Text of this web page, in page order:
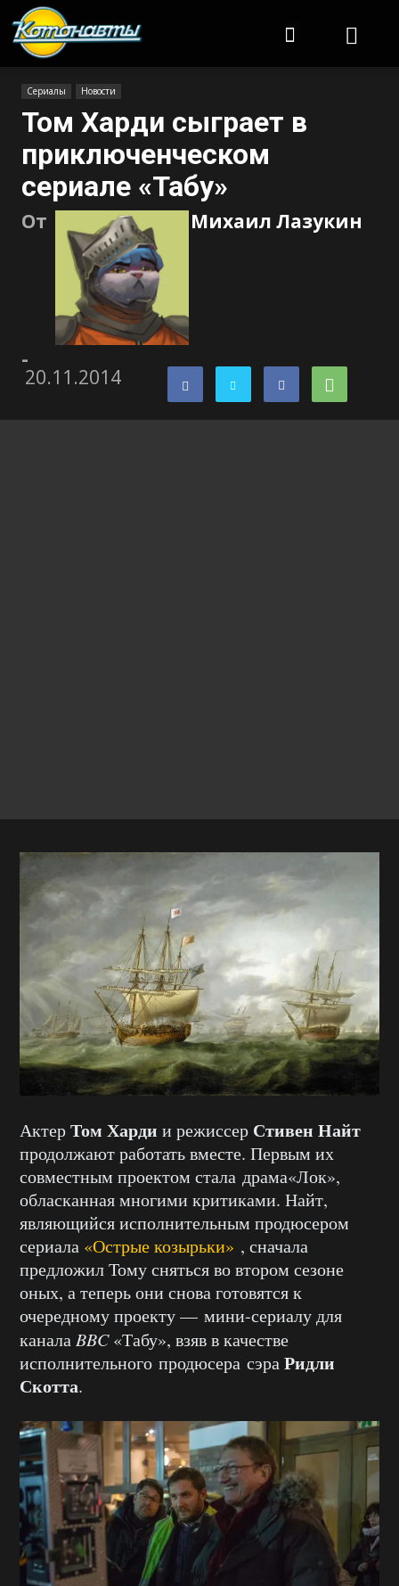
Сериалы Новости
Том Харди сыграет в
приключенческом
сериале «Табу»
От Михаил Лазукин
-
20.11.2014
АктерТом Харди и режиссер Стивен Найт
продолжают работать вместе. Первым их
совместным проектом стала драма«Лок»,
обласканная многими критиками. Найт,
являющийся исполнительным продюсером
сериала «Острые козырьки» , сначала
предложил Тому сняться во втором сезоне
оных, а теперь они снова готовятся к
очередному проекту — мини-сериалу для
канала BBC«Табу», взяв в качестве
исполнительного продюсера сэраРидли
Скотта.